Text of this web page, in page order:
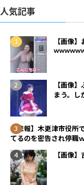
人気記事
【画像
【画像
まう。し
【悲報】木更津市役所
てるのを密告され停職
【画像